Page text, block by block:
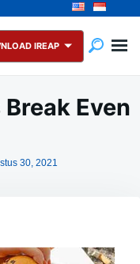
IREAP
Even
30, 2021